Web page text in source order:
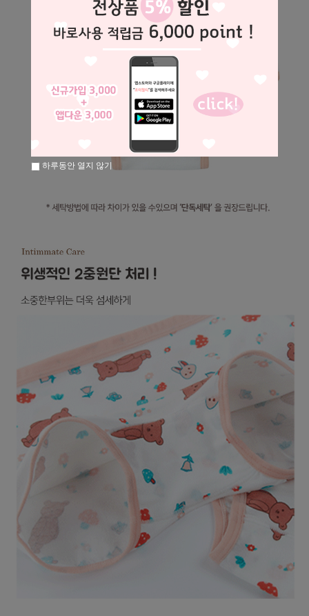
하루동안 열지 않기